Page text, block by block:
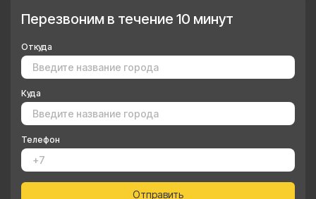
Перезвоним в течение 10 минут
Откуда
Куда
Телефон